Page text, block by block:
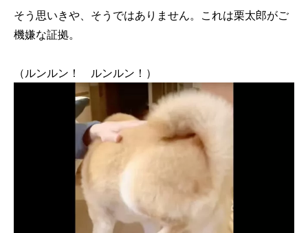
そう思いきや、そうではありません。これは栗太郎がご
機嫌な証拠。
（ルンルン！ ルンルン！）